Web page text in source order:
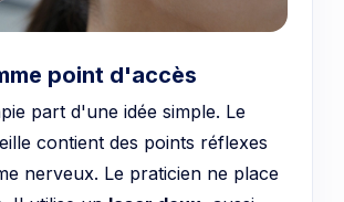
point d'accès
part d'une idée simple. Le
contient des points réflexes
nerveux. Le praticien ne place